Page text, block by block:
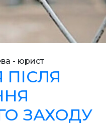
- юрист
ПІСЛЯ
ЗАХОДУ